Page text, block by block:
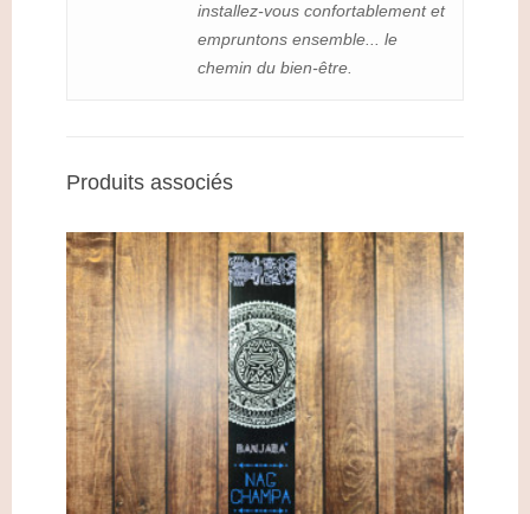
installez-vous confortablement et
empruntons ensemble... le
chemin du bien-être.
Produits associés